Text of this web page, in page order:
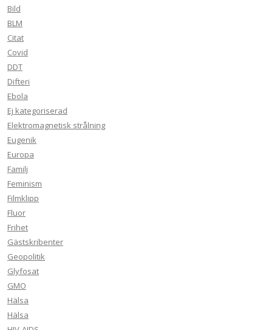
Bild
BLM
Citat
Covid
DDT
Difteri
Ebola
Ej kategoriserad
Elektromagnetisk strålning
Eugenik
Europa
Familj
Feminism
Filmklipp
Fluor
Frihet
Gästskribenter
Geopolitik
Glyfosat
GMO
Hälsa
Hälsa